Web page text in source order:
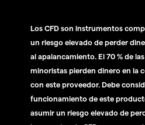
Los CFD son instrumentos
un riesgo elevado de perder
al apalancamiento. El 70 % de
minoristas pierden dinero en la
con este proveedor. Debe
funcionamiento de este
asumir un riesgo elevado de